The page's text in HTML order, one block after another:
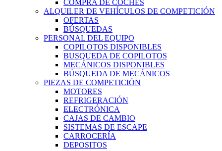
COMPRA DE COCHES
ALQUILER DE VEHÍCULOS DE COMPETICIÓN
OFERTAS
BÚSQUEDAS
PERSONAL DEL EQUIPO
COPILOTOS DISPONIBLES
BUSQUEDA DE COPILOTOS
MECÁNICOS DISPONIBLES
BÚSQUEDA DE MECÁNICOS
PIEZAS DE COMPETICIÓN
MOTORES
REFRIGERACIÓN
ELECTRÓNICA
CAJAS DE CAMBIO
SISTEMAS DE ESCAPE
CARROCERÍA
DEPOSITOS